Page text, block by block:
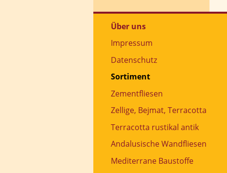
Über uns
Impressum
Datenschutz
Sortiment
Zementfliesen
Zellige, Bejmat, Terracotta
Terracotta rustikal antik
Andalusische Wandfliesen
Mediterrane Baustoffe